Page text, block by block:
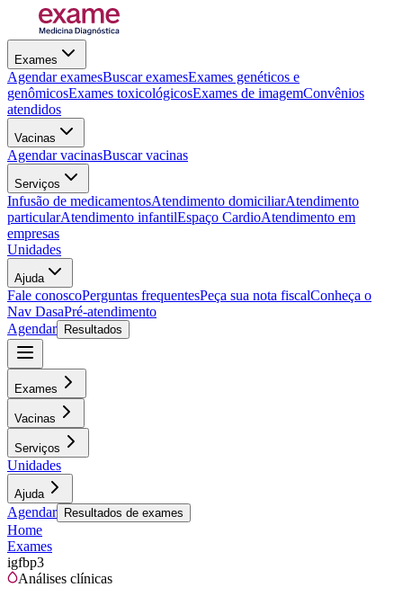
Exames
Agendar examesBuscar examesExames genéticos e
genômicosExames toxicológicosExames de imagemConvênios
atendidos
Vacinas
Agendar vacinasBuscar vacinas
Serviços
Infusão de medicamentosAtendimento domiciliarAtendimento
particularAtendimento infantilEspaço CardioAtendimento em
empresas
Unidades
Ajuda
Fale conoscoPerguntas frequentesPeça sua nota fiscalConheça o
Nav DasaPré-atendimento
Agendar
Resultados
Exames
Vacinas
Serviços
Unidades
Ajuda
Agendar Resultados de exames
Home
Exames
igfbp3
Análises clínicas